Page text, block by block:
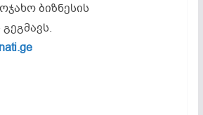
ბიზნესის